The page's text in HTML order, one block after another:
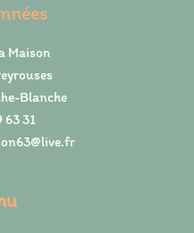
Maison
Blanche
63 31